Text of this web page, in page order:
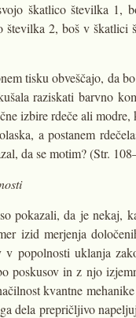
škatlico številka 1,
2, boš v
tisku obveščajo, da
raziskati barvno
izbire rdeče ali
a postanem
da se motim? (Str.
pokazali, da je nekaj,
izid merjenja
popolnosti uklanja
poskusov in z njo
kvantne
dela prepričljivo